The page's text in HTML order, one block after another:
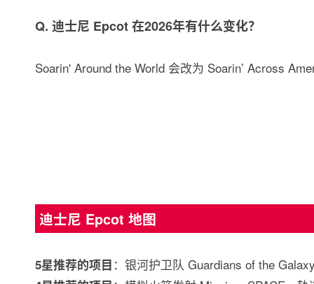
Q. 迪士尼 Epcot 在2026年有什么变化？
Soarin' Around the World 会改为 Soarin’ Across
迪士尼 Epcot 地图
5星推荐的项目 ：银河护卫队 Guardians of the